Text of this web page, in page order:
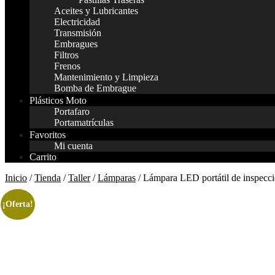
Aceites y Lubricantes
Electricidad
Transmisión
Embragues
Filtros
Frenos
Mantenimiento y Limpieza
Bomba de Embrague
Plásticos Moto
Portafaro
Portamatrículas
Favoritos
Mi cuenta
Carrito
Inicio /Tienda /Taller/Lámparas / Lámpara LED portátil de
¡Oferta!